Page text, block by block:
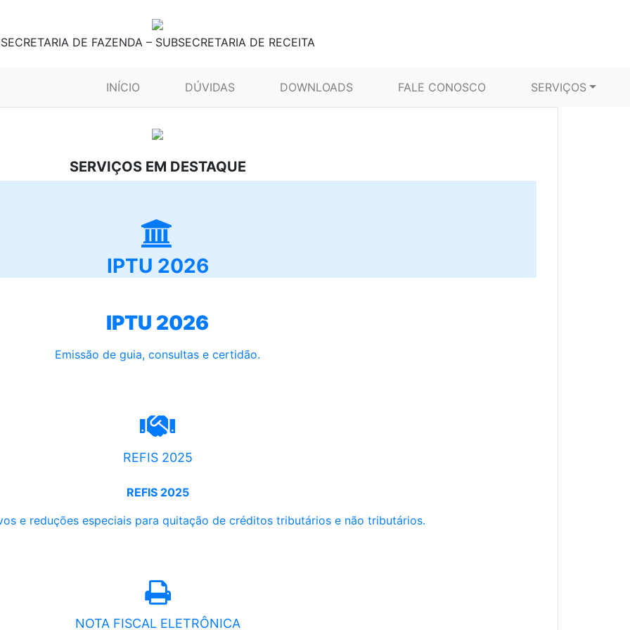
SECRETARIA DE FAZENDA – SUBSECRETARIA DE RECEITA
INÍCIO (CURRENT)DÚVIDAS DOWNLOADS FALE CONOSCO SERVIÇOS
SERVIÇOS EM DESTAQUE
IPTU 2026
IPTU 2026
Emissão de guia, consultas e certidão.
REFIS 2025
REFIS 2025
e reduções especiais para quitação de créditos tributários e não tributários.
NOTA FISCAL ELETRÔNICA